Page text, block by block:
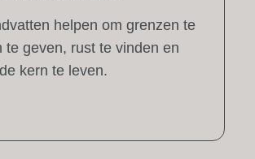
helpen om grenzen te
te geven, rust te vinden en
kern te leven.